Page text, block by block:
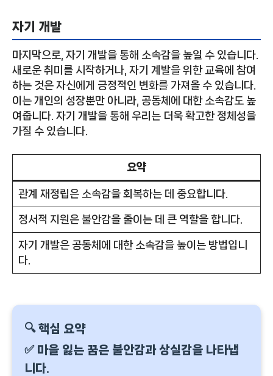
자기 개발
마지막으로, 자기 개발을 통해 소속감을 높일 수 있습니다.
새로운 취미를 시작하거나, 자기 계발을 위한 교육에 참여
하는 것은 자신에게 긍정적인 변화를 가져올 수 있습니다.
이는 개인의 성장뿐만 아니라, 공동체에 대한 소속감도 높
여줍니다. 자기 개발을 통해 우리는 더욱 확고한 정체성을
가질 수 있습니다.
요약
관계 재정립은 소속감을 회복하는 데 중요합니다.
정서적 지원은 불안감을 줄이는 데 큰 역할을 합니다.
자기 개발은 공동체에 대한 소속감을 높이는 방법입니
다.
🔍 핵심 요약
✅ 마을 잃는 꿈은 불안감과 상실감을 나타냅
니다.